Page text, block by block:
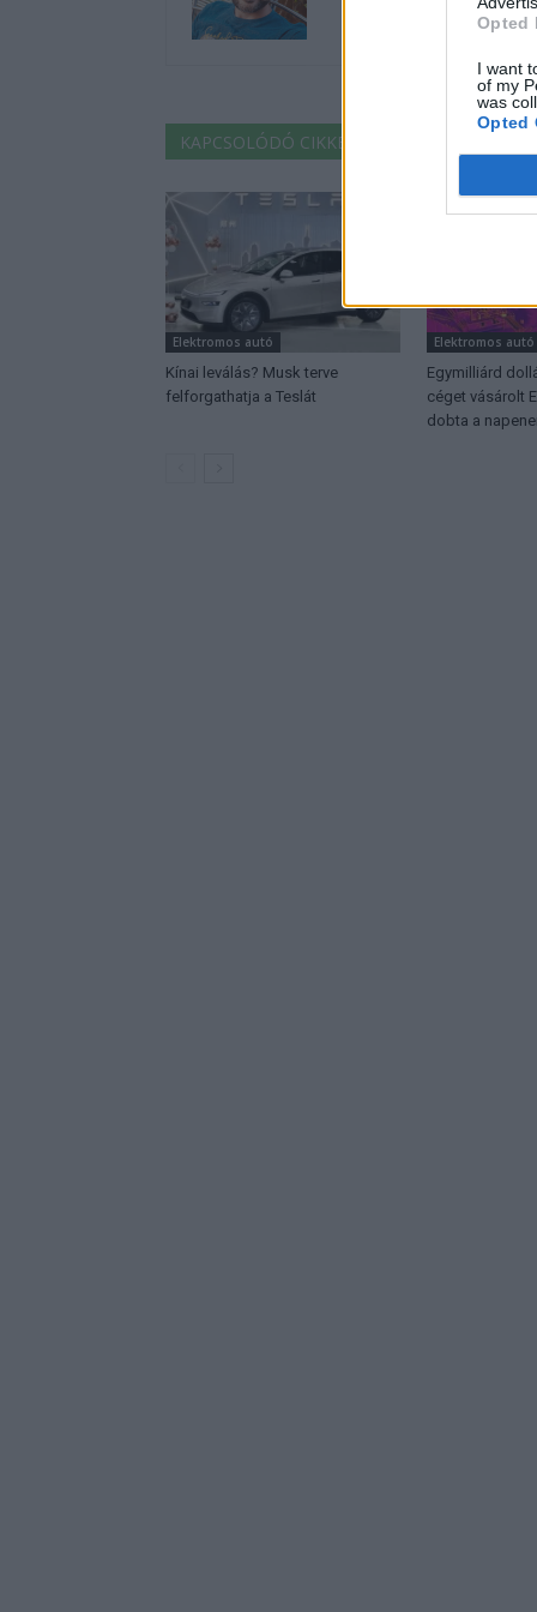
Opted
I want
of my
was
Opted
KAPCSOLÓDÓ CIKKEK
Elektromos autó
Kínai leválás? Musk terve
felforgathatja a Teslát
Elektromos autó
Egymilliárd
céget vásárolt
dobta a